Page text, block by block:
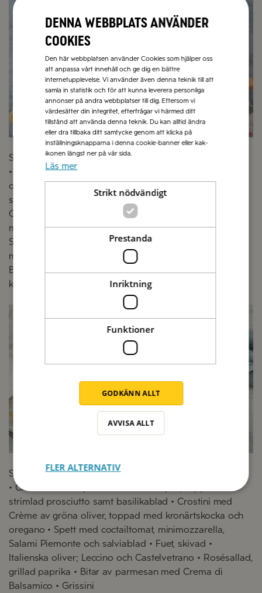
Serveringsförslag på bilden:
• Crostini med Crème av kronärtskockor, rivet citronskal
och rosmarin • Crostini med Tapenade på svarta oliver,
späd sparris • Gemsalladsblad med minimozzarella,
Cerignolaoliver och Leccinooliver • Rosésalladsblad
med minimozzarella och Tapenade på svarta oliver •
Späd sparris lindad med prosciutto • Jordgubbar,
minimozzarella, färsk rödlök, mynta och Crema di
Balsamico • Spett med melon, Salame Milano och lätt
krossade fänkålsfrön + god olivolja • Grissini
Serveringsförslag på bilden:
• Crostini med Tapenade oliver & kapris, toppad med
strimlad prosciutto samt basilikablad • Crostini med
Crème av gröna oliver, toppad med kronärtskocka och
oregano • Spett med coctailtomat, minimozzarella,
Salami Piemonte och salviablad • Fuet, skivad •
Italienska oliver; Leccino och Castelvetrano • Rosésallad,
grillad paprika • Bitar av parmesan med Crema di
Balsamico • Grissini
Denna webbplats använder
cookies
Den här webbplatsen använder Cookies som hjälper oss
att anpassa vårt innehåll och ge dig en bättre
internetupplevelse. Vi använder även denna teknik till att
samla in statistik och för att kunna leverera personliga
annonser på andra webbplatser till dig. Eftersom vi
värdesätter din integritet, efterfrågar vi härmed ditt
tillstånd att använda denna teknik. Du kan alltid ändra
eller dra tillbaka ditt samtycke genom att klicka på
inställningsknapparna i denna cookie-banner eller kak-
ikonen längst ner på vår sida.
Läs mer
Strikt nödvändigt
Prestanda
Inriktning
Funktioner
GODKÄNN ALLT
AVVISA ALLT
FLER ALTERNATIV